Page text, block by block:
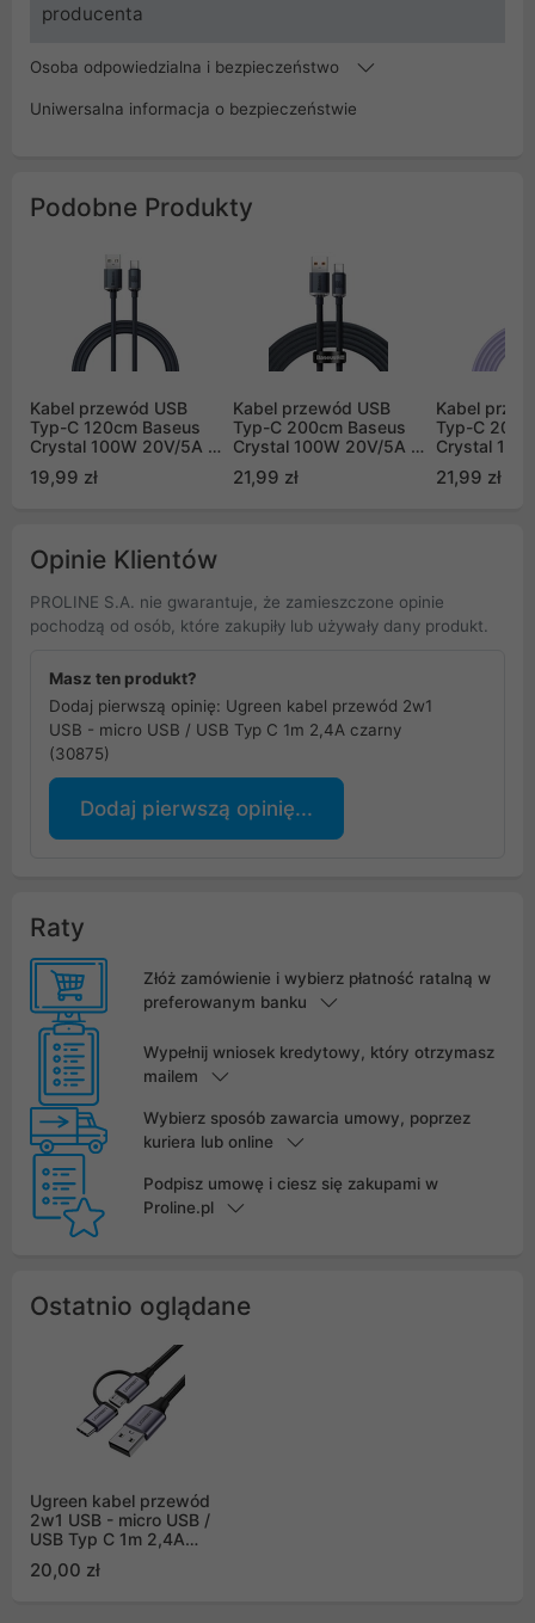
producenta
Osoba odpowiedzialna i bezpieczeństwo
Uniwersalna informacja o bezpieczeństwie
Podobne Produkty
Kabel przewód USB
Typ-C 120cm Baseus
Crystal 100W 20V/5A -
19,99 zł
Kabel przewód USB
Typ-C 200cm Baseus
Crystal 100W 20V/5A -
21,99 zł
Kabel
Typ-C
Crystal
21,99 zł
Opinie Klientów
PROLINE S.A. nie gwarantuje, że zamieszczone opinie
pochodzą od osób, które zakupiły lub używały dany produkt.
Masz ten produkt?
Dodaj pierwszą opinię: Ugreen kabel przewód 2w1
USB - micro USB / USB Typ C 1m 2,4A czarny
(30875)
Dodaj pierwszą opinię...
Raty
Złóż zamówienie i wybierz płatność ratalną w
preferowanym banku
Wypełnij wniosek kredytowy, który otrzymasz
mailem
Wybierz sposób zawarcia umowy, poprzez
kuriera lub online
Podpisz umowę i ciesz się zakupami w
Proline.pl
Ostatnio oglądane
Ugreen kabel przewód
2w1 USB - micro USB /
USB Typ C 1m 2,4A
20,00 zł